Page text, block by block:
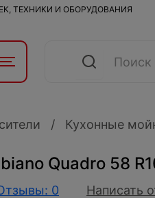
ТЕХНИКИ И ОБОРУДОВАНИЯ
Кухонные
Quadro 58
0 Написать